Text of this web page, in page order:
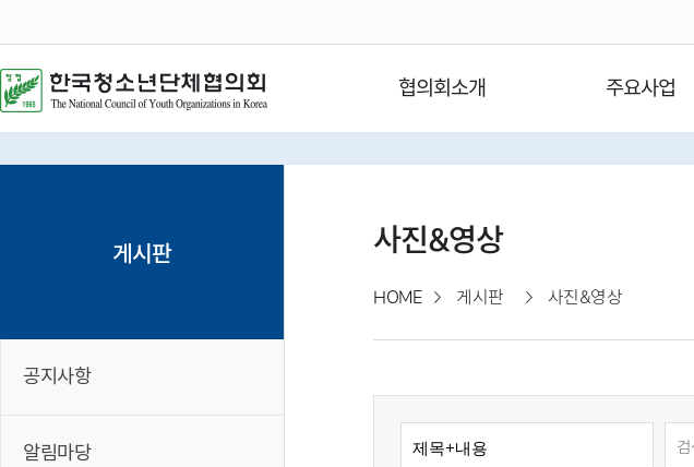
협의회소개 주요사업
게시판
공지사항
알림마당
사진&영상
HOME 게시판 사진&영상